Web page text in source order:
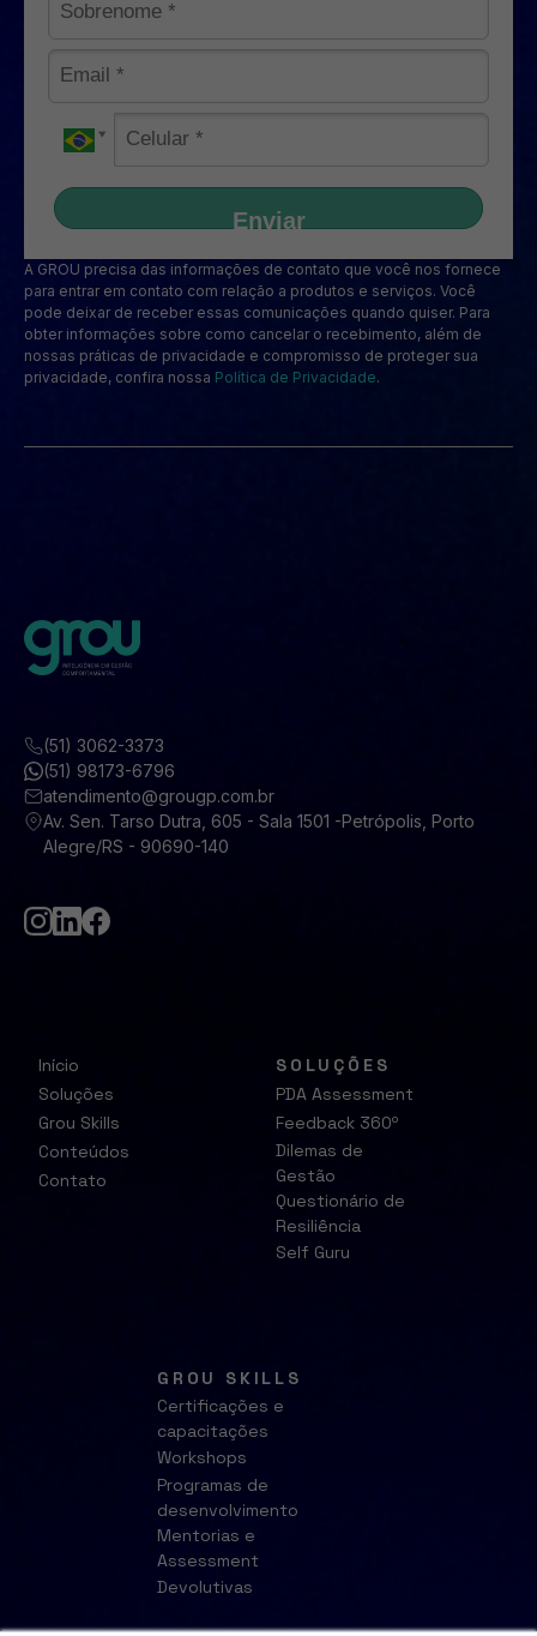
Enviar
A GROU precisa das informações de contato que você nos fornece
para entrar em contato com relação a produtos e serviços. Você
pode deixar de receber essas comunicações quando quiser. Para
obter informações sobre como cancelar o recebimento, além de
nossas práticas de privacidade e compromisso de proteger sua
privacidade, confira nossa Política de Privacidade.
(51) 3062-3373
(51) 98173-6796
atendimento@grougp.com.br
Av. Sen. Tarso Dutra, 605 - Sala 1501 -Petrópolis, Porto
Alegre/RS - 90690-140
Início
Soluções
Grou Skills
Conteúdos
Contato
SOLUÇÕES
PDA Assessment
Feedback 360º
Dilemas de
Gestão
Questionário de
Resiliência
Self Guru
GROU SKILLS
Certificações e
capacitações
Workshops
Programas de
desenvolvimento
Mentorias e
Assessment
Devolutivas